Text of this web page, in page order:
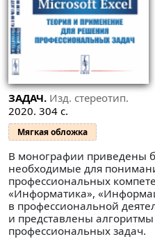
ЗАДАЧ. Изд. стереотип.
2020. 304 с.
Мягкая обложка
В монографии приведены
необходимые для
профессиональных
«Информатика»,
в профессиональной
и представлены
профессиональных задач.